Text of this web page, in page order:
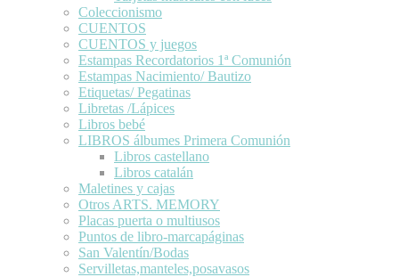
Coleccionismo
CUENTOS
CUENTOS y juegos
Estampas Recordatorios 1ª Comunión
Estampas Nacimiento/ Bautizo
Etiquetas/ Pegatinas
Libretas /Lápices
Libros bebé
LIBROS álbumes Primera Comunión
Libros castellano
Libros catalán
Maletines y cajas
Otros ARTS. MEMORY
Placas puerta o multiusos
Puntos de libro-marcapáginas
San Valentín/Bodas
Servilletas,manteles,posavasos